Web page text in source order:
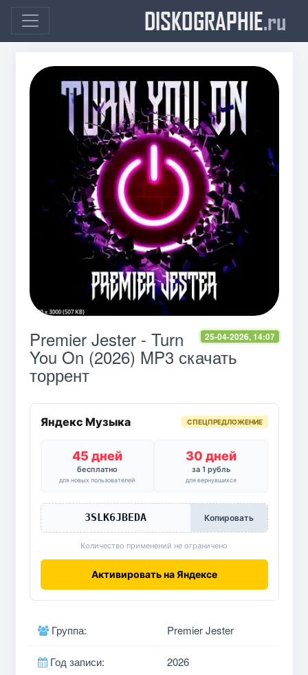
DISKOGRAPHIE.ru
25-04-2026, 14:07
Premier Jester - Turn
You On (2026) MP3 скачать
торрент
Яндекс Музыка СПЕЦПРЕДЛОЖЕНИЕ
45 дней
бесплатно
для новых пользователей
30 дней
за 1 рубль
для вернувшихся
3SLK6JBEDA Копировать
Количество применений не ограничено
Активировать на Яндексе
Группа: Premier Jester
Год записи: 2026